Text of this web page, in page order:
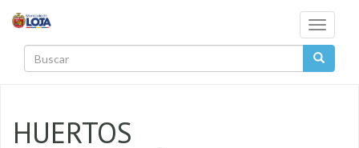
Toggle
HUERTOS